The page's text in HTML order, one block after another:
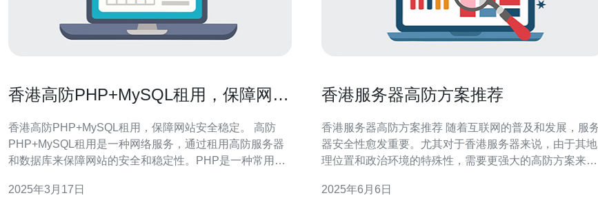
香港高防PHP+MySQL租用，保障网站
香港高防PHP+MySQL租用，保障网站安全稳定。 高防
PHP+MySQL租用是一种网络服务，通过租用高防服务器
和数据库来保障网站的安全和稳定性。PHP是一种常用的
它们的组合可以满足大多数网站的需求。 香港是一个国际
2025年3月17日
香港服务器高防方案推荐
香港服务器高防方案推荐 随着互联网的普及和发展，服务
器安全性愈发重要。尤其对于香港服务器来说，由于其地
理位置和政治环境的特殊性，需要更强大的高防方案来保
务器面临的最常见威胁之一，通过选择具有强大DDoS防
2025年6月6日